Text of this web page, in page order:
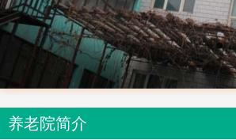
养老院简介